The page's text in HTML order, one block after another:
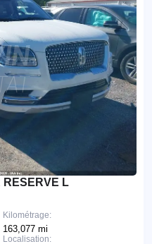
RESERVE L
Kilométrage:
163,077 mi
Localisation: